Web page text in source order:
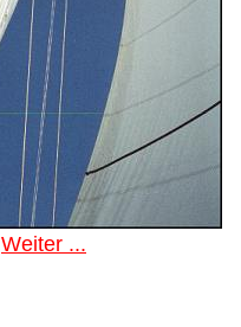
Weiter ...